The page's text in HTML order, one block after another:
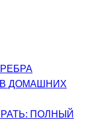
В ДОМАШНИХ
ПОЛНЫЙ